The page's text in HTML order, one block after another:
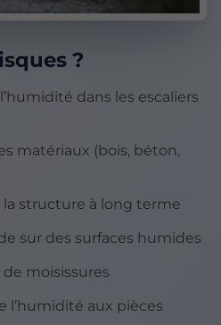
?
dans les escaliers
matériaux (bois, béton,
la structure à long terme
sur des surfaces humides
moisissures
l’humidité aux pièces